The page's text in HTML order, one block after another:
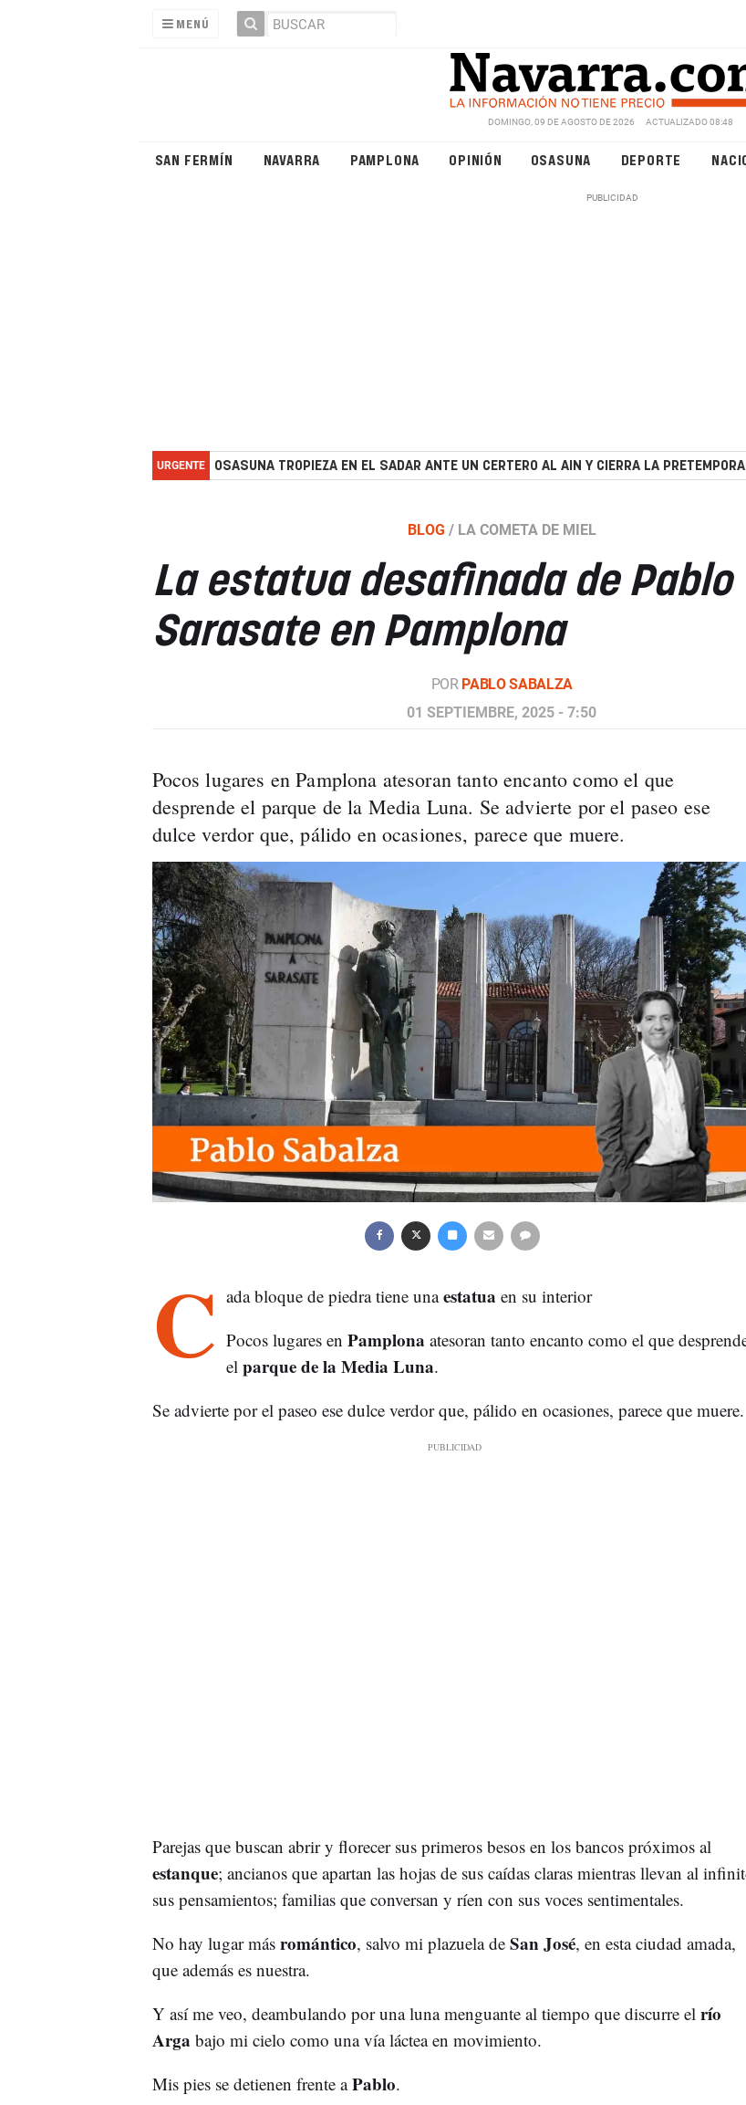
MENÚ
DOMINGO, 09 DE AGOSTO DE 2026 ACTUALIZADO 08:48
SAN FERMÍN NAVARRA PAMPLONA OPINIÓN OSASUNA DEPORTE
URGENTE OSASUNA TROPIEZA EN EL SADAR ANTE UN CERTERO AL AIN Y CIERRA LA
BLOG / LA COMETA DE MIEL
La estatua desafinada de Pablo
Sarasate en Pamplona
POR PABLO SABALZA
01 SEPTIEMBRE, 2025 - 7:50
Pocos lugares en Pamplona atesoran tanto encanto como el que
desprende el parque de la Media Luna. Se advierte por el paseo ese
dulce verdor que, pálido en ocasiones, parece que muere.
C ada bloque de piedra tiene unaestatua en su interior
Pocos lugares en Pamplona atesoran tanto encanto como el que
el parque de la Media Luna.
Se advierte por el paseo ese dulce verdor que, pálido en ocasiones, parece que muere.
Parejas que buscan abrir y florecer sus primeros besos en los bancos próximos al
estanque; ancianos que apartan las hojas de sus caídas claras mientras llevan al
sus pensamientos; familias que conversan y ríen con sus voces sentimentales.
No hay lugar más romántico, salvo mi plazuela de San José, en esta ciudad amada,
que además es nuestra.
Y así me veo, deambulando por una luna menguante al tiempo que discurre el río
Arga bajo mi cielo como una vía láctea en movimiento.
Mis pies se detienen frente aPablo.